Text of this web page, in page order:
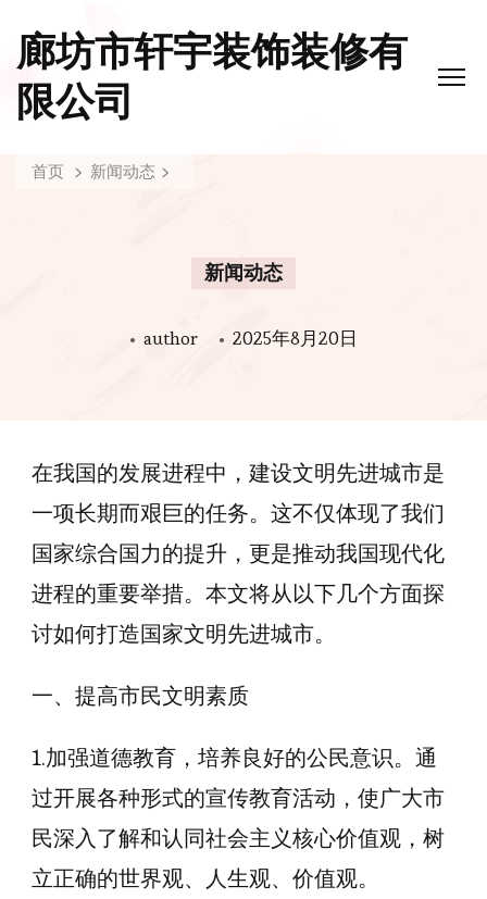
廊坊市轩宇装饰装修有
限公司
首页 新闻动态
新闻动态
author 2025年8月20日
在我国的发展进程中，建设文明先进城市是
一项长期而艰巨的任务。这不仅体现了我们
国家综合国力的提升，更是推动我国现代化
进程的重要举措。本文将从以下几个方面探
讨如何打造国家文明先进城市。
一、提高市民文明素质
1.加强道德教育，培养良好的公民意识。通
过开展各种形式的宣传教育活动，使广大市
民深入了解和认同社会主义核心价值观，树
立正确的世界观、人生观、价值观。